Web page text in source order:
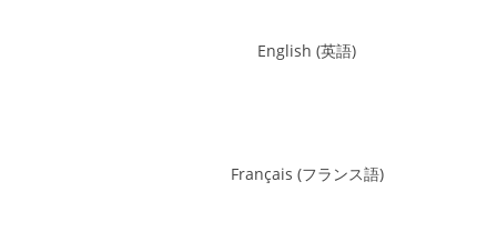
English (英語)
Français (フランス語)